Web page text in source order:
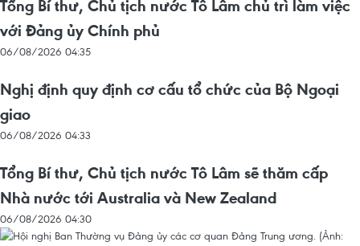
Tổng Bí thư, Chủ tịch nước Tô Lâm chủ trì làm việc
với Đảng ủy Chính phủ
06/08/2026 04:35
Nghị định quy định cơ cấu tổ chức của Bộ Ngoại
giao
06/08/2026 04:33
Tổng Bí thư, Chủ tịch nước Tô Lâm sẽ thăm cấp
Nhà nước tới Australia và New Zealand
06/08/2026 04:30